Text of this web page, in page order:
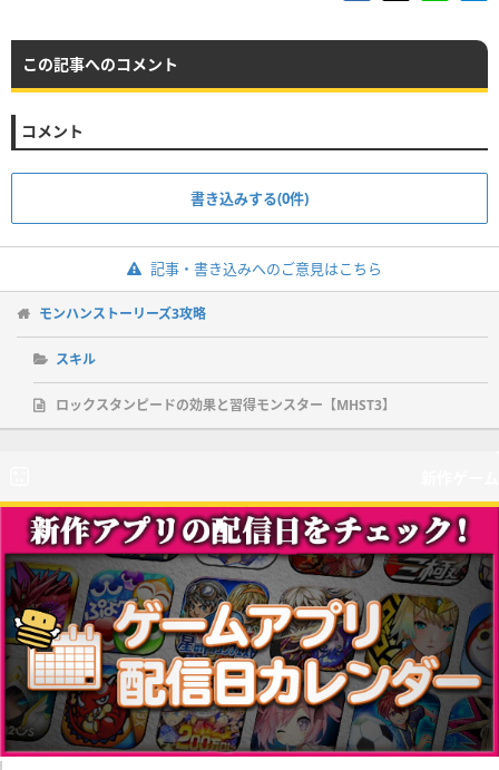
この記事へのコメント
コメント
書き込みする(0件)
記事・書き込みへのご意見はこちら
モンハンストーリーズ3攻略
スキル
ロックスタンピードの効果と習得モンスター【MHST3】